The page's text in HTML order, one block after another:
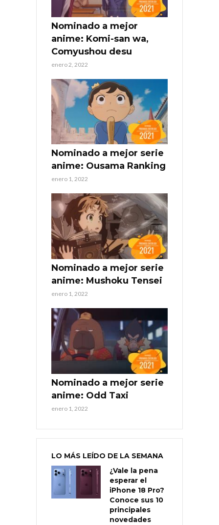
Nominado a mejor
anime: Komi-san wa,
Comyushou desu
enero 2, 2022
Nominado a mejor serie
anime: Ousama Ranking
enero 1, 2022
Nominado a mejor serie
anime: Mushoku Tensei
enero 1, 2022
Nominado a mejor serie
anime: Odd Taxi
enero 1, 2022
LO MÁS LEÍDO DE LA SEMANA
¿Vale la pena
esperar el
iPhone 18 Pro?
Conoce sus 10
principales
novedades